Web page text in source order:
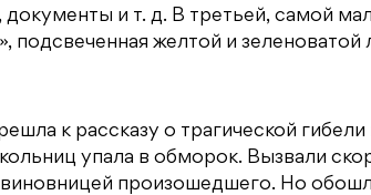
и т. д. В третьей, самой
подсвеченная желтой и зеленоватой
к рассказу о трагической
упала в обморок. Вызвали
виновницей произошедшего. Но